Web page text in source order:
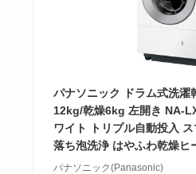
パナソニック ドラム式洗濯
12kg/乾燥6kg 左開き NA-
ワイト トリプル自動投入
落ち泡洗浄 はやふわ乾燥ヒ
パナソニック(Panasonic)